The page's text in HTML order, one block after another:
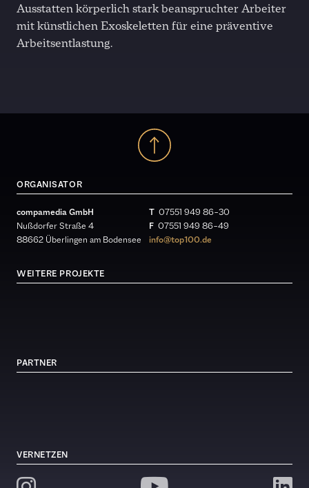
Ausstatten körperlich stark beanspruchter Arbeiter
mit künstlichen Exoskeletten für eine präventive
Arbeitsentlastung.
ORGANISATOR
compamedia GmbH
Nußdorfer Straße 4
88662 Überlingen am Bodensee
T 07551 949 86 – 30
F 07551 949 86 – 49
info@top100.de
WEITERE PROJEKTE
PARTNER
VERNETZEN